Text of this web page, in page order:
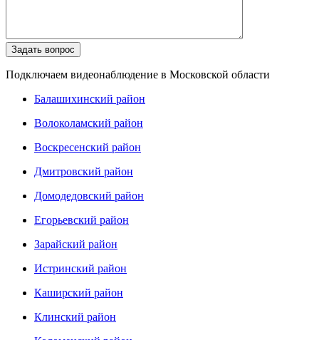
Подключаем видеонаблюдение в Московской области
Балашихинский район
Волоколамский район
Воскресенский район
Дмитровский район
Домодедовский район
Егорьевский район
Зарайский район
Истринский район
Каширский район
Клинский район